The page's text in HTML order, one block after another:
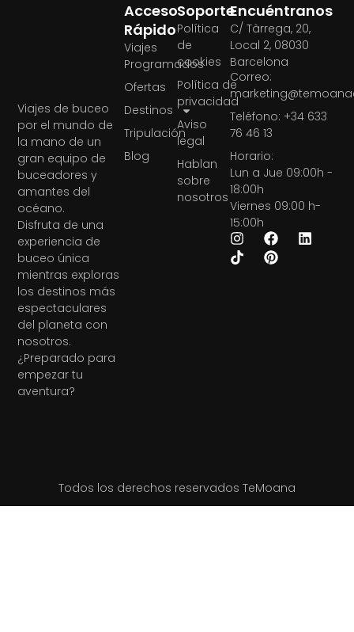
Viajes de buceo
por el mundo de
la mano de un
gran equipo de
buceadores y
amantes del
océano.
Disfruta de una
experiencia de
buceo única
mientras exploras
los destinos más
espectaculares
del planeta con
nosotros.
¿Preparado para
empezar tu
aventura?
Soporte
Política
de
cookies
Política de
privacidad
Aviso
legal
Hablan
sobre
nosotros
Acceso
Rápido
Viajes
Programados
Ofertas
Destinos
Tripulación
Blog
Encuéntranos
C/ Tàrrega, 20,
Local 2, 08030
Barcelona
Correo:
Teléfono: +34 633
76 46 13
Horario:
Lun a Jue 09:00h -
18:00h
Viernes 09:00 h-
15:00h
Todos los derechos reservados TeMoana